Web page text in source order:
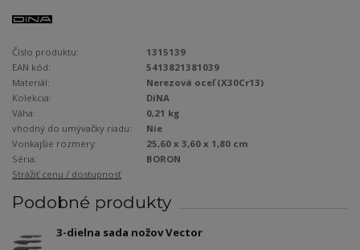
Číslo produktu:
1315139
EAN kód:
5413821381039
Materiál:
Nerezová oceľ (X30Cr13)
Kolekcia:
DiNA
Váha:
0,21 kg
vhodný do umývačky riadu:
Nie
Vonkajšie rozmery:
25,60 x 3,60 x 1,80 cm
Séria:
BORON
Strážiť cenu / dostupnosť
Podobné produkty
3-dielna sada nožov Vector